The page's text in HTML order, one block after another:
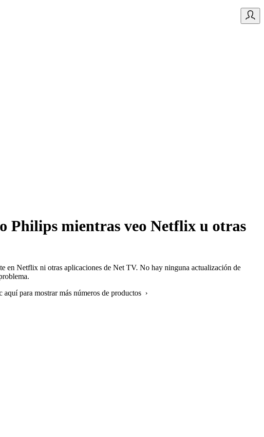
Philips mientras veo Netflix u otras
en Netflix ni otras aplicaciones de Net TV. No hay ninguna actualización de
aquí para mostrar más números de productos ›